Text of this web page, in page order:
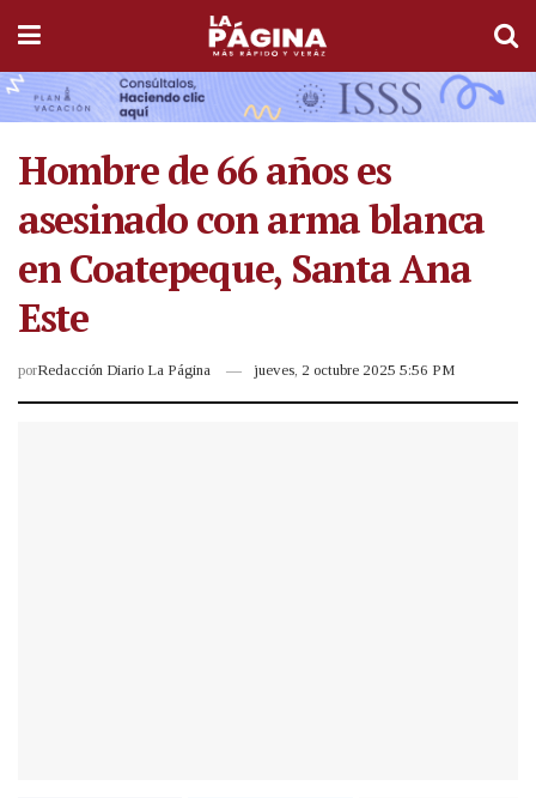
Hombre de 66 años es
asesinado con arma blanca
en Coatepeque, Santa Ana
Este
porRedacción Diario La Página jueves, 2 octubre 2025 5:56 PM